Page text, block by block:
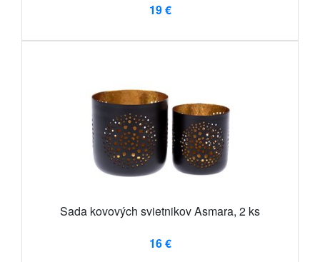
19 €
Sada kovových svietnikov Asmara, 2 ks
16 €